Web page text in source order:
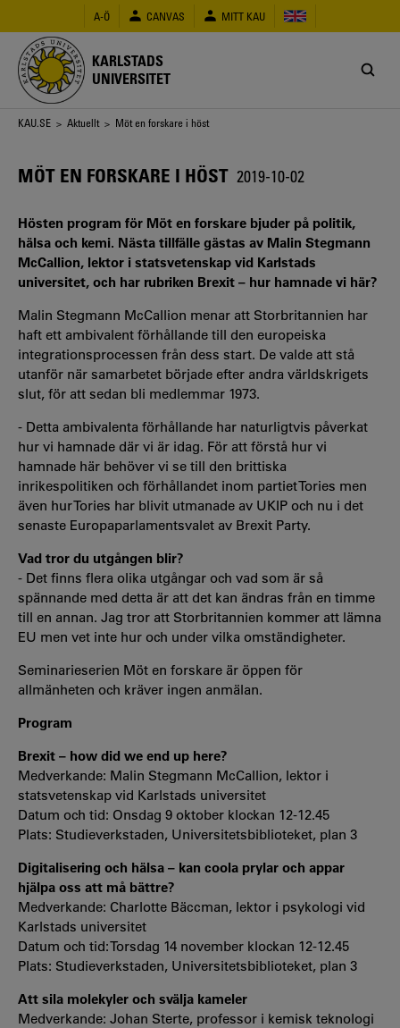
huvudinnehåll
A-Ö CANVAS MITT KAU
KARLSTADS
UNIVERSITET
Länkstig
KAU.SE > Aktuellt > Möt en forskare i höst
MÖT EN FORSKARE I HÖST 2019-10-02
Hösten program för Möt en forskare bjuder på politik,
hälsa och kemi. Nästa tillfälle gästas av Malin Stegmann
McCallion, lektor i statsvetenskap vid Karlstads
universitet, och har rubriken Brexit – hur hamnade vi här?
Malin Stegmann McCallion menar att Storbritannien har
haft ett ambivalent förhållande till den europeiska
integrationsprocessen från dess start. De valde att stå
utanför när samarbetet började efter andra världskrigets
slut, för att sedan bli medlemmar 1973.
- Detta ambivalenta förhållande har naturligtvis påverkat
hur vi hamnade där vi är idag. För att förstå hur vi
hamnade här behöver vi se till den brittiska
inrikespolitiken och förhållandet inom partiet Tories men
även hur Tories har blivit utmanade av UKIP och nu i det
senaste Europaparlamentsvalet av Brexit Party.
Vad tror du utgången blir?
- Det finns flera olika utgångar och vad som är så
spännande med detta är att det kan ändras från en timme
till en annan. Jag tror att Storbritannien kommer att lämna
EU men vet inte hur och under vilka omständigheter.
Seminarieserien Möt en forskare är öppen för
allmänheten och kräver ingen anmälan.
Program
Brexit – how did we end up here?
Medverkande: Malin Stegmann McCallion, lektor i
statsvetenskap vid Karlstads universitet
Datum och tid: Onsdag 9 oktober klockan 12-12.45
Plats: Studieverkstaden, Universitetsbiblioteket, plan 3
Digitalisering och hälsa – kan coola prylar och appar
hjälpa oss att må bättre?
Medverkande: Charlotte Bäccman, lektor i psykologi vid
Karlstads universitet
Datum och tid: Torsdag 14 november klockan 12-12.45
Plats: Studieverkstaden, Universitetsbiblioteket, plan 3
Att sila molekyler och svälja kameler
Medverkande: Johan Sterte, professor i kemisk teknologi